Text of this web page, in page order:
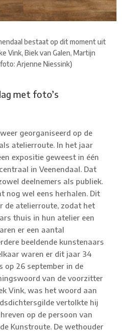
bestaat op dit moment uit
Vink, Biek van Galen, Martijn
Arjenne Niessink)
met foto’s
georganiseerd op de
atelierroute. In het jaar
expositie geweest in één
in Veenendaal. Dat
deelnemers als publiek.
nog wel eens herhalen. Dit
de atelierroute, zodat het
thuis in hun atelier een
er een aantal
beeldende kunstenaars
waren er dit jaar 34
op 26 september in de
van de voorzitter
Vink, was het woord aan
vertolkte hij
op de persoon van
Kunstroute. De wethouder